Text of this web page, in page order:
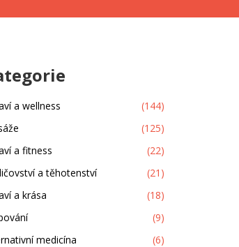
a wellness
(144)
(125)
a fitness
(22)
a těhotenství
(21)
a krása
(18)
(9)
medicína
(6)